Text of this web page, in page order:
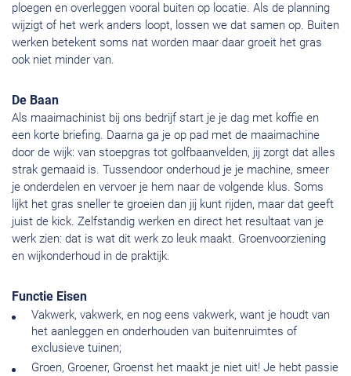
ploegen en overleggen vooral buiten op locatie. Als de planning
wijzigt of het werk anders loopt, lossen we dat samen op. Buiten
werken betekent soms nat worden maar daar groeit het gras
ook niet minder van.
De Baan
Als maaimachinist bij ons bedrijf start je je dag met koffie en
een korte briefing. Daarna ga je op pad met de maaimachine
door de wijk: van stoepgras tot golfbaanvelden, jij zorgt dat alles
strak gemaaid is. Tussendoor onderhoud je je machine, smeer
je onderdelen en vervoer je hem naar de volgende klus. Soms
lijkt het gras sneller te groeien dan jij kunt rijden, maar dat geeft
juist de kick. Zelfstandig werken en direct het resultaat van je
werk zien: dat is wat dit werk zo leuk maakt. Groenvoorziening
en wijkonderhoud in de praktijk.
Functie Eisen
Vakwerk, vakwerk, en nog eens vakwerk, want je houdt van
het aanleggen en onderhouden van buitenruimtes of
exclusieve tuinen;
Groen, Groener, Groenst het maakt je niet uit! Je hebt passie